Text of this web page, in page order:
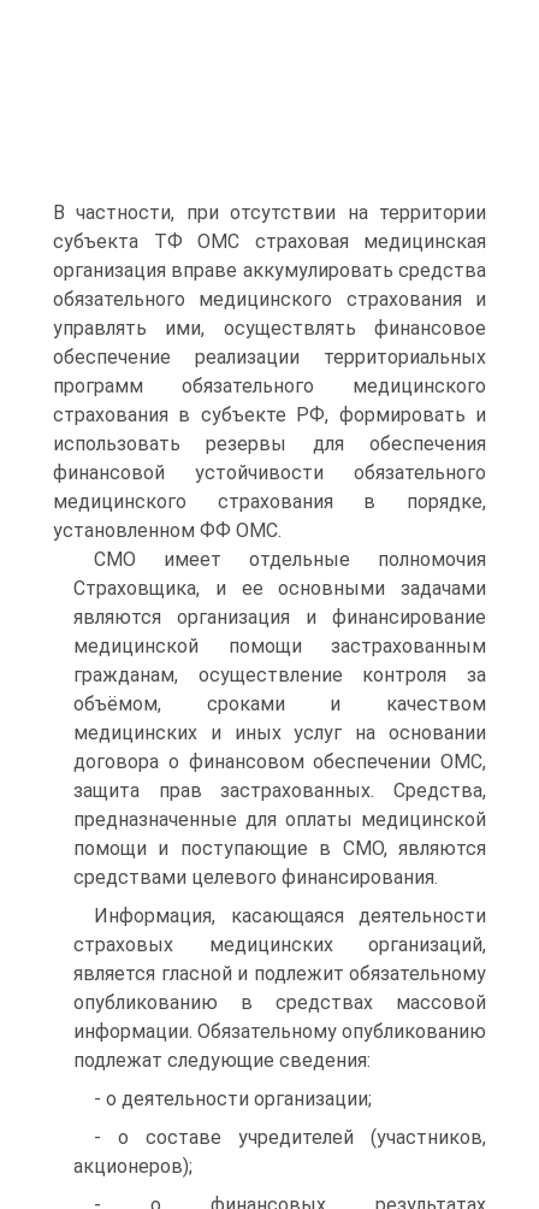
В частности, при отсутствии на территории
субъекта ТФ ОМС страховая медицинская
организация вправе аккумули­ровать средства
обязательного медицинского страхования и
управлять ими, осуществлять финансовое
обеспечение реализа­ции территориальных
программ обязательного медицинского
страхования в субъекте РФ, формировать и
использовать резервы для обеспечения
финансовой устойчивости обязательного
меди­цинского страхования в порядке,
установленном ФФ ОМС.
СМО имеет отдельные полномочия
Страховщика, и ее ос­новными задачами
являются организация и финансирование
ме­дицинской помощи застрахованным
гражданам, осуществление контроля за
объёмом, сроками и качеством
медицинских и иных услуг на основании
договора о финансовом обеспечении ОМС,
защита прав застрахованных. Средства,
предназначенные для оплаты медицинской
помощи и поступающие в СМО, являются
средствами целевого финансирования.
Информация, касающаяся деятельности
страховых медицин­ских организаций,
является гласной и подлежит обязательному
опубликованию в средствах массовой
информации. Обязатель­ному опубликованию
подлежат следующие сведения:
- о деятельности организации;
- о составе учредителей (участников,
акционеров);